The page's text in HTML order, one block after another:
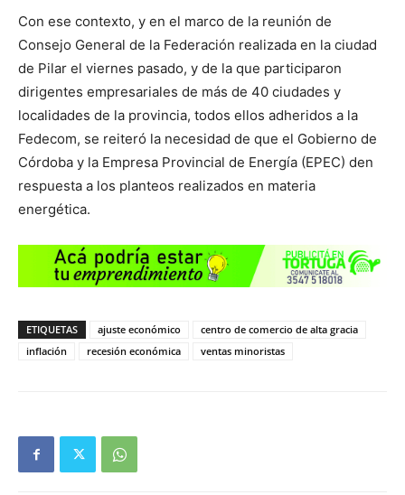
Con ese contexto, y en el marco de la reunión de
Consejo General de la Federación realizada en la ciudad
de Pilar el viernes pasado, y de la que participaron
dirigentes empresariales de más de 40 ciudades y
localidades de la provincia, todos ellos adheridos a la
Fedecom, se reiteró la necesidad de que el Gobierno de
Córdoba y la Empresa Provincial de Energía (EPEC) den
respuesta a los planteos realizados en materia
energética.
ETIQUETAS ajuste económico
centro de comercio de alta gracia
inflación
recesión económica ventas minoristas